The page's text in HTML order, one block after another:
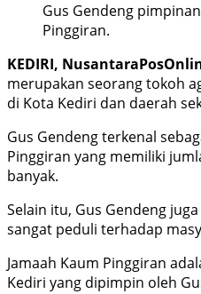
Gus Gendeng
Pinggiran.
KEDIRI,
merupakan seorang tokoh
di Kota Kediri dan daerah
Gus Gendeng terkenal
Pinggiran yang memiliki
banyak.
Selain itu, Gus Gendeng
sangat peduli terhadap
Jamaah Kaum Pinggiran
Kediri yang dipimpin oleh